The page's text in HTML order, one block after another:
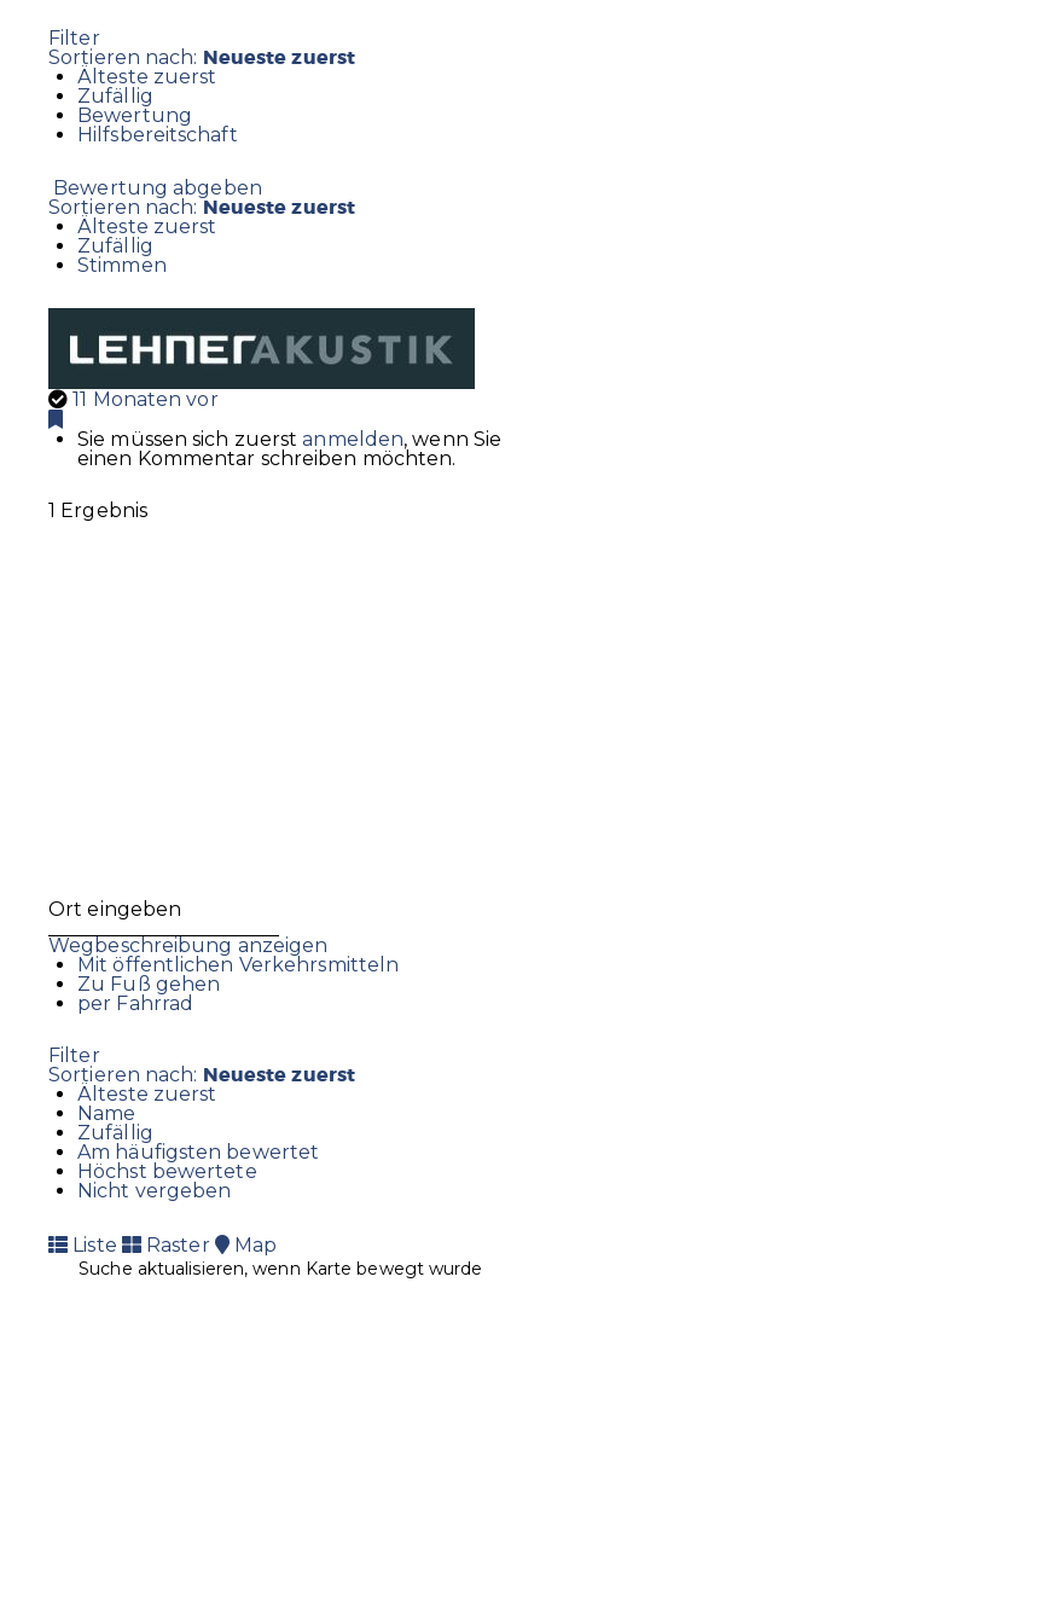
Filter
Sortieren nach: Neueste zuerst
Älteste zuerst
Zufällig
Bewertung
Hilfsbereitschaft
Bewertung abgeben
Sortieren nach: Neueste zuerst
Älteste zuerst
Zufällig
Stimmen
11 Monaten vor
Sie müssen sich zuerstanmelden, wenn Sie
einen Kommentar schreiben möchten.
1 Ergebnis
Wegbeschreibung anzeigen
Mit öffentlichen Verkehrsmitteln
Zu Fuß gehen
per Fahrrad
Filter
Sortieren nach: Neueste zuerst
Älteste zuerst
Name
Zufällig
Am häufigsten bewertet
Höchst bewertete
Nicht vergeben
Liste Raster Map
Suche aktualisieren, wenn Karte bewegt wurde